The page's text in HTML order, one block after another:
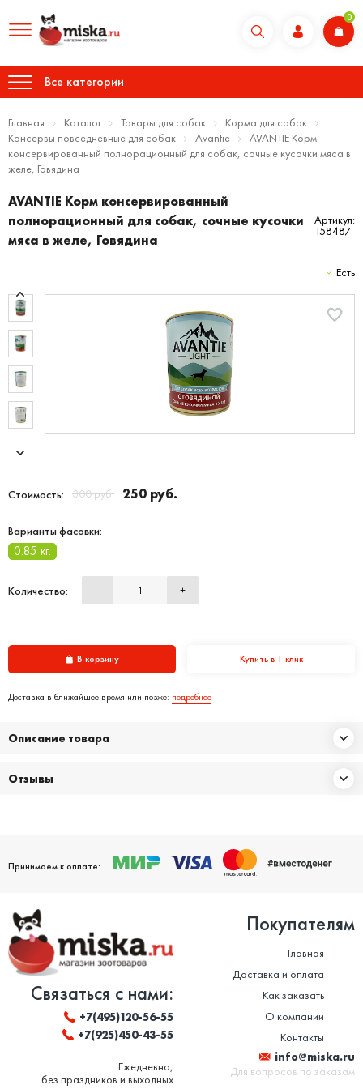
0
Все категории
Главная Каталог Товары для собак
Корма для собак
Консервы повседневные для собак
Avantie
AVANTIE Корм
консервированный полнорационный для собак, сочные кусочки мяса в
желе, Говядина
AVANTIE Корм консервированный
полнорационный для собак, сочные кусочки
мяса в желе, Говядина
Артикул:
158487
Есть
Стоимость: 300 руб. 250 руб.
Варианты фасовки:
0.85 кг.
Количество: - +
В корзину Купить в 1 клик
Доставка в ближайшее время или позже: подробнее
Описание товара
Отзывы
Принимаем к оплате:
Связаться с нами:
+7(495)120-56-55
+7(925)450-43-55
Ежедневно,
без праздников и выходных
Покупателям
Главная
Доставка и оплата
Как заказать
О компании
Контакты
info@miska.ru
Для вопросов по заказам